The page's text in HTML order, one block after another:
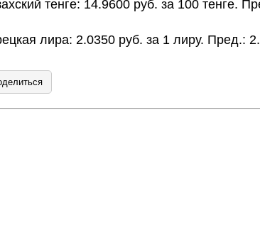
тенге: 14.9600 руб. за 100 тенге.
лира: 2.0350 руб. за 1 лиру. Пред.: